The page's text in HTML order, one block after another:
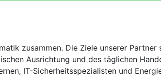
zusammen. Die Ziele unserer
Ausrichtung und des täglichen
IT-Sicherheitsspezialisten und